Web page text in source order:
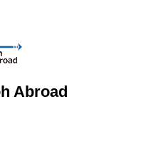
Abroad